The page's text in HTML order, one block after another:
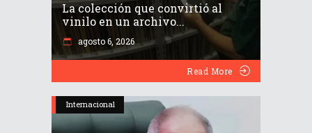
La colección que convirtió al
vinilo en un archivo...
agosto 6, 2026
Read More
Internacional